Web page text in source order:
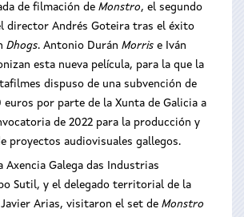
de filmación de Monstro, el segundo
director Andrés Goteira tras el éxito
Dhogs. Antonio Durán Morris e Iván
esta nueva película, para la que la
dispuso de una subvención de
euros por parte de la Xunta de Galicia a
de 2022 para la producción y
proyectos audiovisuales gallegos.
Axencia Galega das Industrias
Sutil, y el delegado territorial de la
Arias, visitaron el set de Monstro